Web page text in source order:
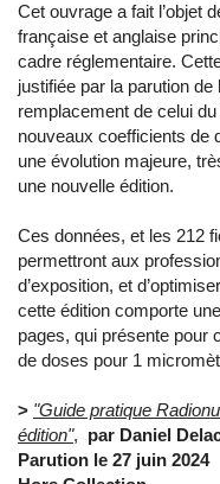
Cet ouvrage a fait l’objet
française et anglaise
cadre réglementaire.
justifiée par la parution de
remplacement de celui
nouveaux coefficients de
une évolution majeure,
une nouvelle édition.
Ces données, et les 212
permettront aux
d’exposition, et
cette édition comporte
pages, qui présente pour
de doses pour 1
> "Guide pratique
édition", par Daniel
Parution le 27 juin 2024